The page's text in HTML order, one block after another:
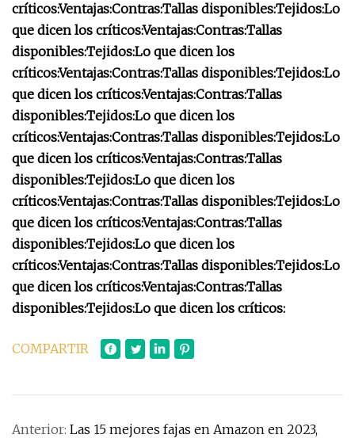
críticos:Ventajas:Contras:Tallas disponibles:Tejidos:Lo
que dicen los críticos:Ventajas:Contras:Tallas
disponibles:Tejidos:Lo que dicen los
críticos:Ventajas:Contras:Tallas disponibles:Tejidos:Lo
que dicen los críticos:Ventajas:Contras:Tallas
disponibles:Tejidos:Lo que dicen los
críticos:Ventajas:Contras:Tallas disponibles:Tejidos:Lo
que dicen los críticos:Ventajas:Contras:Tallas
disponibles:Tejidos:Lo que dicen los
críticos:Ventajas:Contras:Tallas disponibles:Tejidos:Lo
que dicen los críticos:Ventajas:Contras:Tallas
disponibles:Tejidos:Lo que dicen los
críticos:Ventajas:Contras:Tallas disponibles:Tejidos:Lo
que dicen los críticos:Ventajas:Contras:Tallas
disponibles:Tejidos:Lo que dicen los críticos:
COMPARTIR
Anterior: Las 15 mejores fajas en Amazon en 2023,